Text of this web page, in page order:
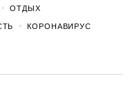
ОТДЫХ
КОРОНАВИРУС